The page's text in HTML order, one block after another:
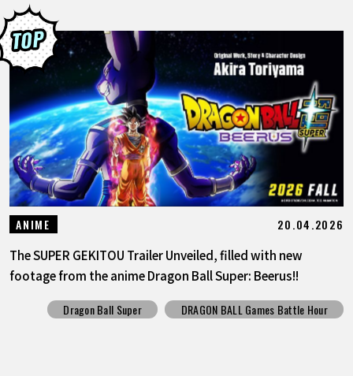
ANIME 20.04.2026
The SUPER GEKITOU Trailer Unveiled, filled with new
footage from the anime Dragon Ball Super: Beerus!!
Dragon Ball Super DRAGON BALL Games Battle Hour